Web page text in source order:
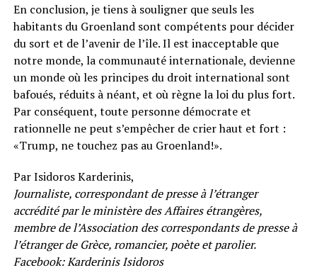
En conclusion, je tiens à souligner que seuls les
habitants du Groenland sont compétents pour décider
du sort et de l’avenir de l’île. Il est inacceptable que
notre monde, la communauté internationale, devienne
un monde où les principes du droit international sont
bafoués, réduits à néant, et où règne la loi du plus fort.
Par conséquent, toute personne démocrate et
rationnelle ne peut s’empêcher de crier haut et fort :
«Trump, ne touchez pas au Groenland!».
Par Isidoros Karderinis,
Journaliste, correspondant de presse à l’étranger
accrédité par le ministère des Affaires étrangères,
membre de l’Association des correspondants de presse à
l’étranger de Grèce, romancier, poète et parolier.
Facebook: Karderinis Isidoros